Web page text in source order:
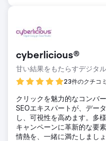
cyberlicious®
甘い結果をもたらすデジタ
23件のクチコミ
クリックを魅力的なコンバ
SEOエキスパートが、デー
し、可視性を高めます。多
キャンペーンに革新的な要
情熱を、一緒に満たしましょ